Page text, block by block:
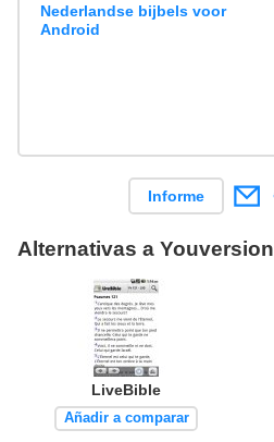
Nederlandse bijbels voor
Android
Informe
Alternativas a Youversion
LiveBible
Añadir a comparar